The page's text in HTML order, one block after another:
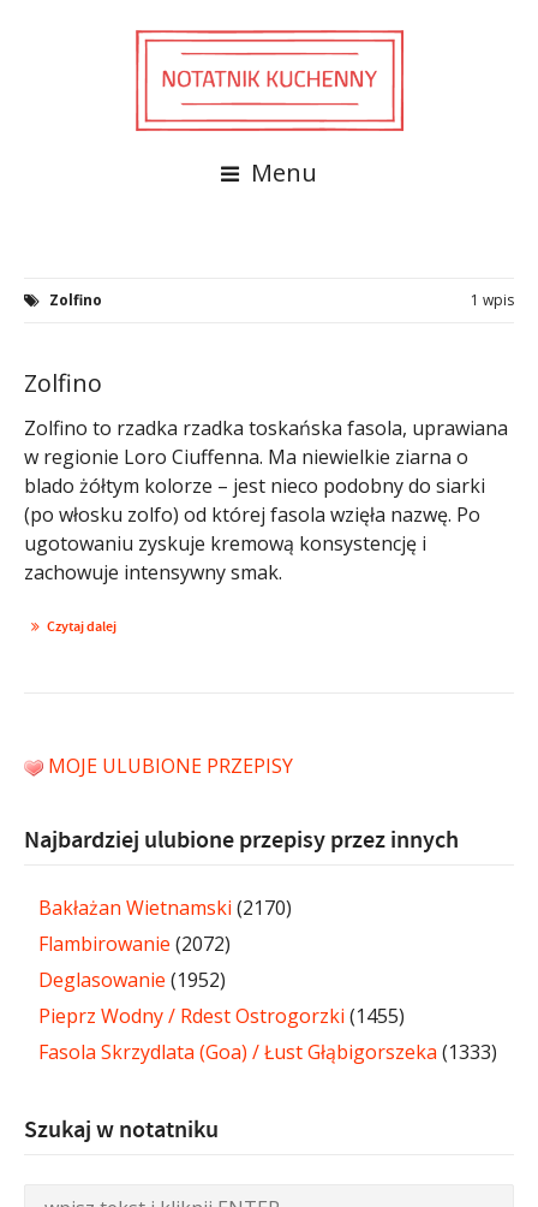
Menu
Zolfino 1 wpis
Zolfino
Zolfino to rzadka rzadka toskańska fasola, uprawiana
w regionie Loro Ciuffenna. Ma niewielkie ziarna o
blado żółtym kolorze – jest nieco podobny do siarki
(po włosku zolfo) od której fasola wzięła nazwę. Po
ugotowaniu zyskuje kremową konsystencję i
zachowuje intensywny smak.
Czytaj dalej
MOJE ULUBIONE PRZEPISY
Najbardziej ulubione przepisy przez innych
Bakłażan Wietnamski (2170)
Flambirowanie (2072)
Deglasowanie (1952)
Pieprz Wodny / Rdest Ostrogorzki (1455)
Fasola Skrzydlata (Goa) / Łust Głąbigorszeka (1333)
Szukaj w notatniku